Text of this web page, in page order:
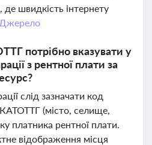
де швидкість інтернету
Джерело
потрібно вказувати у
з рентної плати за
слід зазначати код
КАТОТТГ (місто, селище,
платника рентної плати.
відображення місця